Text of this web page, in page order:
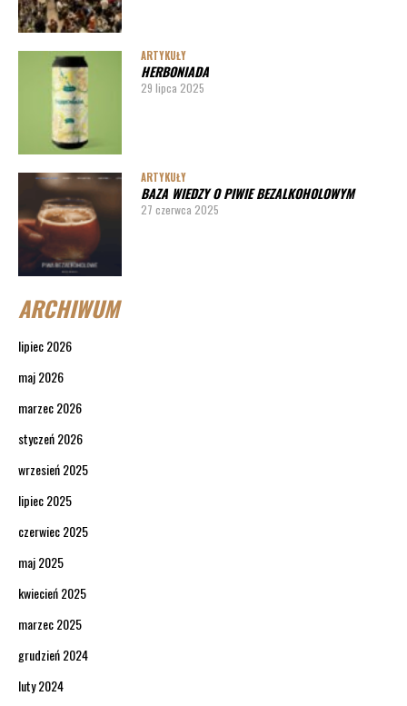
ARTYKUŁY
HERBONIADA
29 lipca 2025
ARTYKUŁY
BAZA WIEDZY O PIWIE BEZALKOHOLOWYM
27 czerwca 2025
ARCHIWUM
lipiec 2026
maj 2026
marzec 2026
styczeń 2026
wrzesień 2025
lipiec 2025
czerwiec 2025
maj 2025
kwiecień 2025
marzec 2025
grudzień 2024
luty 2024